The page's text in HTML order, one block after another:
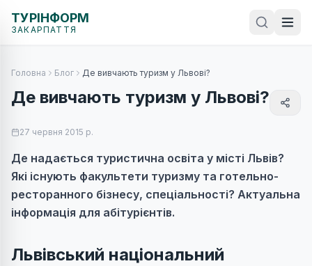
ТУРІНФОРМ
ЗАКАРПАТТЯ
Головна Блог Де вивчають туризм у Львові?
Де вивчають туризм у Львові?
27 червня 2015 р.
Де надається туристична освіта у місті Львів?
Які існують факультети туризму та готельно-
ресторанного бізнесу, спеціальності? Актуальна
інформація для абітурієнтів.
Львівський національний